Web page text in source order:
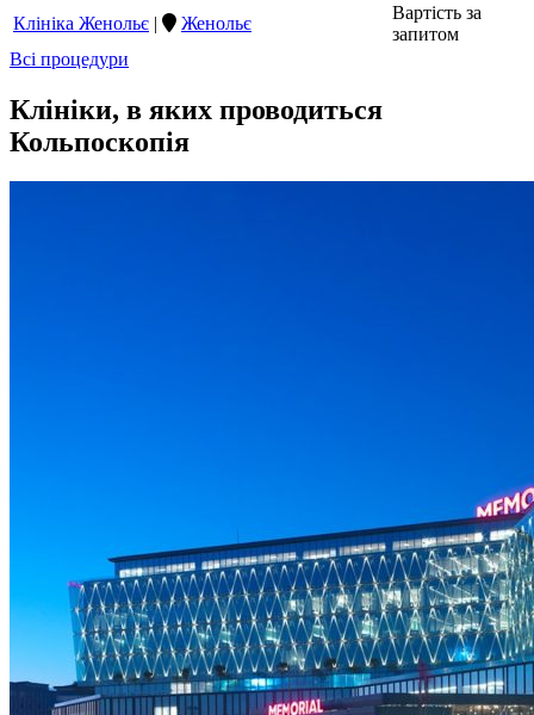
Клініка Женольє | Женольє
Вартість за
запитом
Всі процедури
Клініки, в яких проводиться
Кольпоскопія